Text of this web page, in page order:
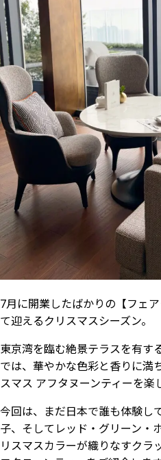
7月に開業したばかりの【フェ
て迎えるクリスマスシーズン。
東京湾を臨む絶景テラスを有す
では、華やかな色彩と香りに満
スマス アフタヌーンティーを楽
今回は、まだ日本で誰も体験し
子、そしてレッド・グリーン・
リスマスカラーが織りなすクラ